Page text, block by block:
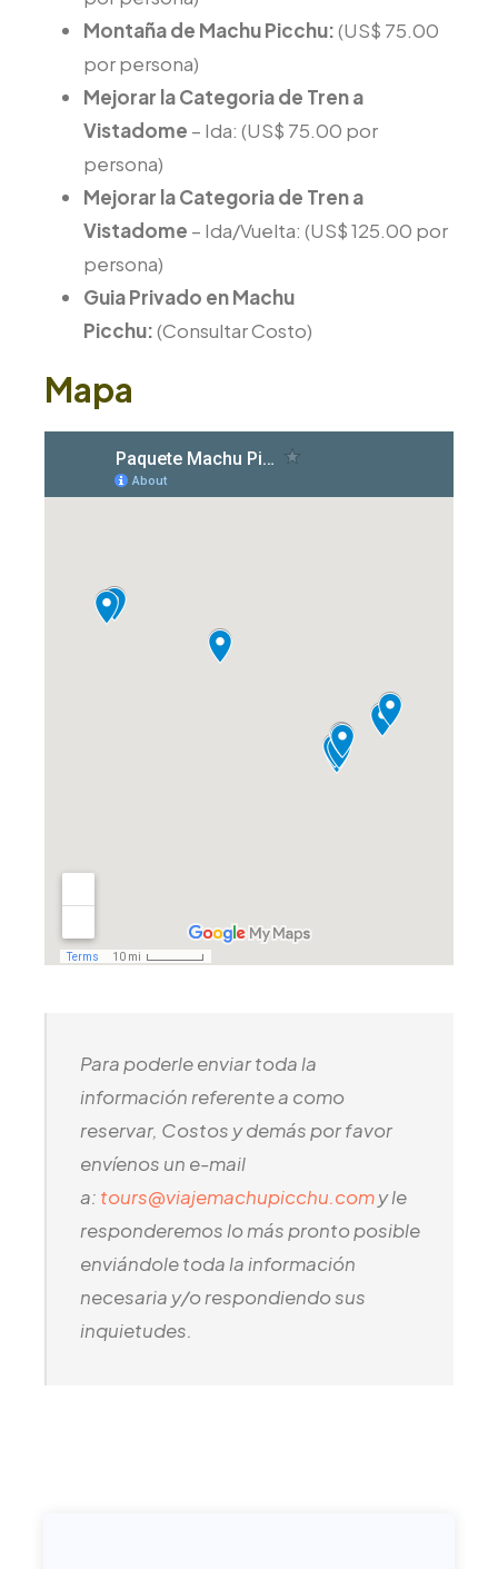
Montaña de Machu Picchu:(US$ 75.00
por persona)
Mejorar la Categoria de Tren a
Vistadome – Ida: (US$ 75.00 por
persona)
Mejorar la Categoria de Tren a
Vistadome – Ida/Vuelta: (US$ 125.00 por
persona)
Guia Privado en Machu
Picchu:(Consultar Costo)
Mapa
Para poderle enviar toda la
información referente a como
reservar, Costos y demás por favor
envíenos un e-mail
a: tours@viajemachupicchu.comy le
responderemos lo más pronto posible
enviándole toda la información
necesaria y/o respondiendo sus
inquietudes.